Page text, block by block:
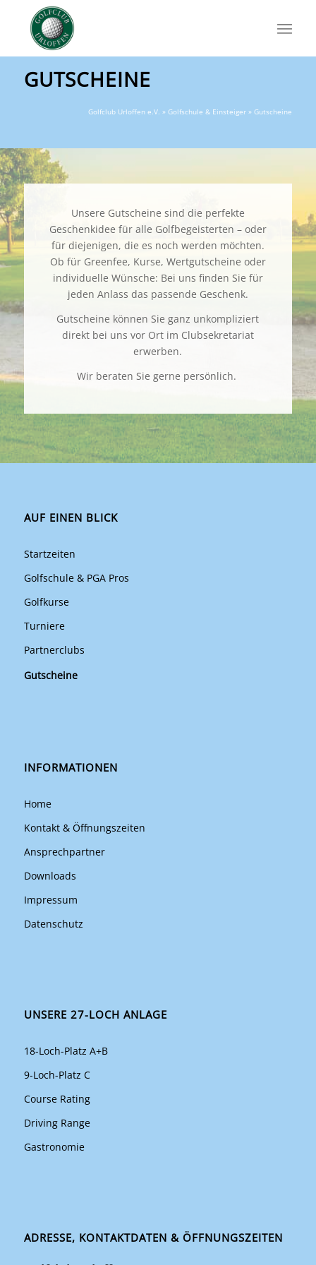
GUTSCHEINE
Golfclub Urloffen e.V. »Golfschule & Einsteiger » Gutscheine
Unsere Gutscheine sind die perfekte
Geschenkidee für alle Golfbegeisterten – oder
für diejenigen, die es noch werden möchten.
Ob für Greenfee, Kurse, Wertgutscheine oder
individuelle Wünsche: Bei uns finden Sie für
jeden Anlass das passende Geschenk.
Gutscheine können Sie ganz unkompliziert
direkt bei uns vor Ort im Clubsekretariat
erwerben.
Wir beraten Sie gerne persönlich.
AUF EINEN BLICK
Startzeiten
Golfschule & PGA Pros
Golfkurse
Turniere
Partnerclubs
Gutscheine
INFORMATIONEN
Home
Kontakt & Öffnungszeiten
Ansprechpartner
Downloads
Impressum
Datenschutz
UNSERE 27-LOCH ANLAGE
18-Loch-Platz A+B
9-Loch-Platz C
Course Rating
Driving Range
Gastronomie
ADRESSE, KONTAKTDATEN & ÖFFNUNGSZEITEN